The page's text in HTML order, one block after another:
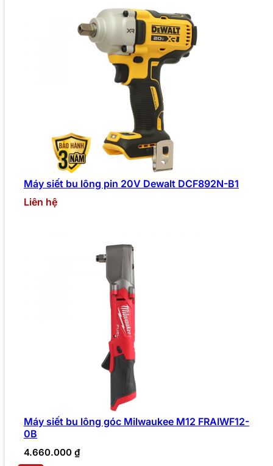
Máy siết bu lông pin 20V Dewalt DCF892N-B1
Liên hệ
Máy siết bu lông góc Milwaukee M12 FRAIWF12-
0B
4.660.000 ₫